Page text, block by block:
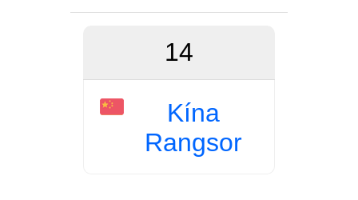
14
Kína
Rangsor